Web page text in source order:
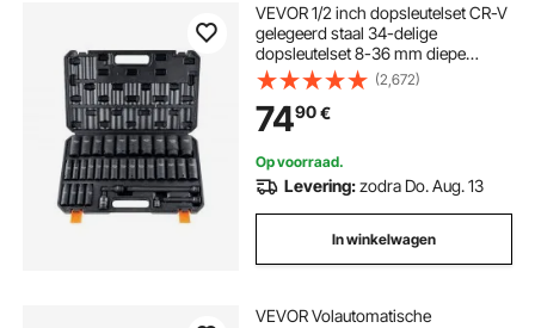
VEVOR 1/2 inch dopsleutelset CR-V
gelegeerd staal 34-delige
dopsleutelset 8-36 mm diepe
doppen slagmoersleutel, HRC 42-
48 dopsleutel inclusief
gereedschapskoffer, metrische
schroefverwijderaar
(2,672)
7490€
Op voorraad.
Levering:zodra Do. Aug. 13
In winkelwagen
VEVOR Volautomatische